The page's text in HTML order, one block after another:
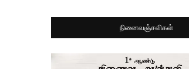
நினைவஞ்சலிகள்